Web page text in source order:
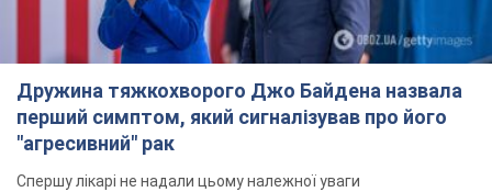
Дружина тяжкохворого Джо Байдена назвала
перший симптом, який сигналізував про його
"агресивний" рак
Спершу лікарі не надали цьому належної уваги